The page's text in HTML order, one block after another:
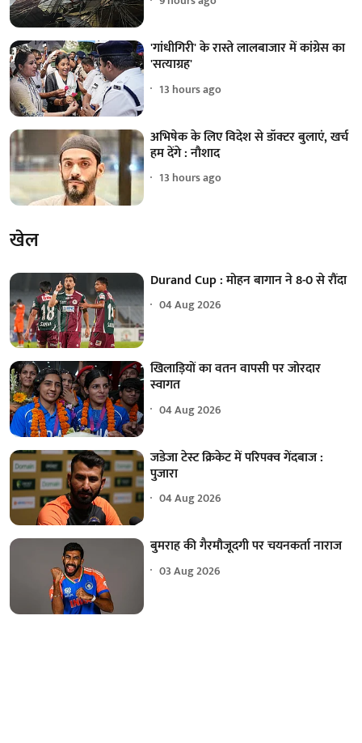
'गांधीगिरी' के रास्ते लालबाजार में कांग्रेस का
'सत्याग्रह'
13 hours ago
अभिषेक के लिए विदेश से डॉक्टर बुलाएं, खर्च
हम देंगे : नौशाद
13 hours ago
खेल
Durand Cup : मोहन बागान ने 8-0 से रौंदा
04 Aug 2026
खिलाड़ियों का वतन वापसी पर जोरदार
स्वागत
04 Aug 2026
जडेजा टेस्ट क्रिकेट में परिपक्व गेंदबाज :
पुजारा
04 Aug 2026
बुमराह की गैरमौजूदगी पर चयनकर्ता नाराज
03 Aug 2026